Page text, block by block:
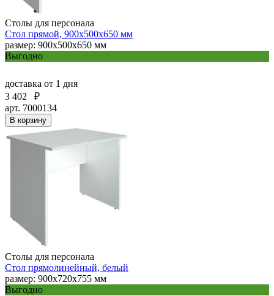
Столы для персонала
Стол прямой, 900х500х650 мм
размер: 900х500х650 мм
Выгодно
доставка от 1 дня
3 402
₽
арт. 7000134
В корзину
Столы для персонала
Стол прямолинейный, белый
размер: 900х720х755 мм
Выгодно